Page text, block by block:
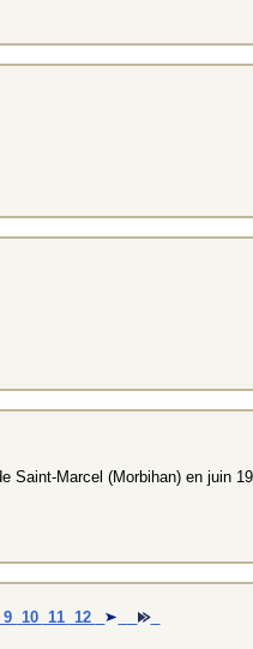
Saint-Marcel (Morbihan) en juin
9 10 11 12